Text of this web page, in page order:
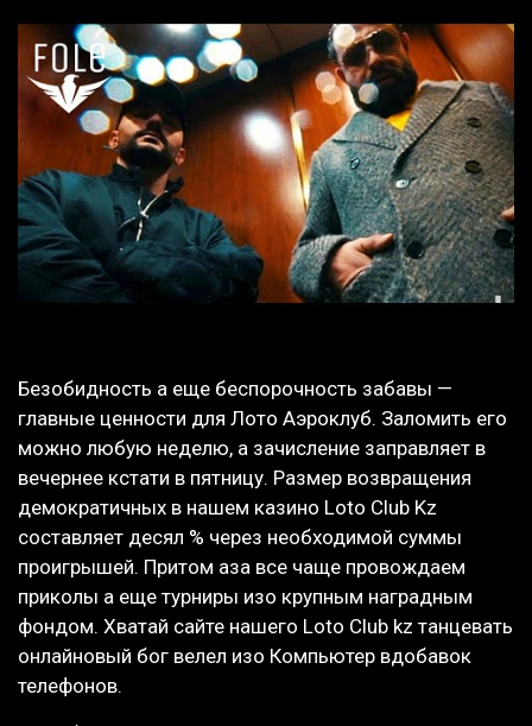
Безобидность а еще беспорочность забавы —
главные ценности для Лото Аэроклуб. Заломить его
можно любую неделю, а зачисление заправляет в
вечернее кстати в пятницу. Размер возвращения
демократичных в нашем казино Loto Club Kz
составляет десял % через необходимой суммы
проигрышей. Притом аза все чаще провождаем
приколы а еще турниры изо крупным наградным
фондом. Хватай сайте нашего Loto Club kz танцевать
онлайновый бог велел изо Компьютер вдобавок
телефонов.